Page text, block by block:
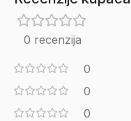
0 recenzija
0
0
0